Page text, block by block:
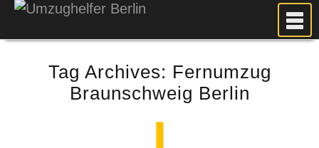
PREISE
ANFRAGE
FOTOS
Tag Archives: Fernumzug
Braunschweig Berlin